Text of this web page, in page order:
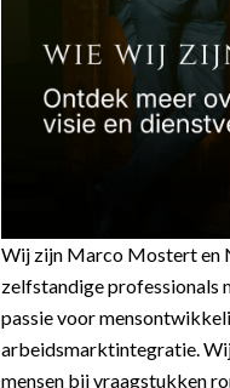
Wij zijn Marco Mostert en
zelfstandige professionals
passie voor
arbeidsmarktintegratie.
mensen bij vraagstukken